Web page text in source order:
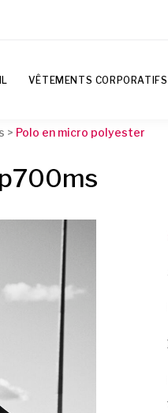
VÊTEMENTS CORPORATIFS
> Polo en micro polyester